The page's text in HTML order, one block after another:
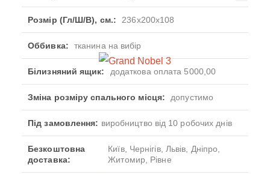
Розмір (Гл/Ш/В), см.: 236x200x108
Оббивка: тканина на вибір
Білизняний ящик: додаткова оплата 5000,00
Зміна розміру спального місця: допустимо
Під замовлення: виробництво від 10 робочих днів
Безкоштовна
доставка:
Київ, Чернігів, Львів, Дніпро,
Житомир, Рівне